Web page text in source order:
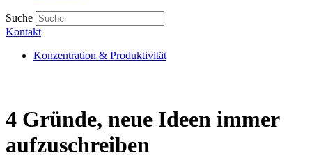
Suche
Kontakt
Konzentration & Produktivität
4 Gründe, neue Ideen immer
aufzuschreiben